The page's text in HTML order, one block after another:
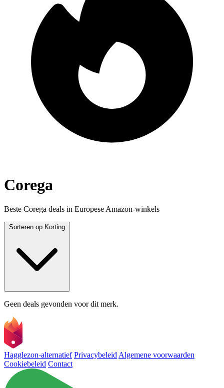
Corega
Beste Corega deals in Europese Amazon-winkels
Sorteren op Korting
Geen deals gevonden voor dit merk.
Hagglezon-alternatief Privacybeleid Algemene voorwaarden
Cookiebeleid Contact